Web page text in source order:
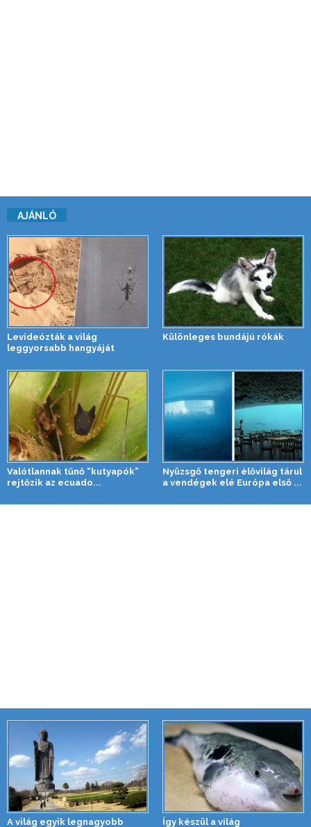
AJÁNLÓ
Levideózták a világ
leggyorsabb hangyáját
Különleges bundájú rókák
Valótlannak tűnő “kutyapók”
rejtőzik az ecuado...
Nyüzsgő tengeri élővilág tárul
a vendégek elé Európa első ...
A világ egyik legnagyobb Így készül a világ